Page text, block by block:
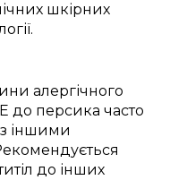
шкірних
алергічного
до персика часто
іншими
до інших